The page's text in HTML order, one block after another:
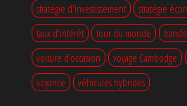
stratégie d'investissement
stratégie
taux d'intérêt
tour du monde
voiture d’occasion
voyage Cambodge
voyance
véhicules hybrides